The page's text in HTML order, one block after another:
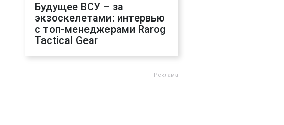
Будущее ВСУ – за
экзоскелетами: интервью
с топ-менеджерами Rarog
Tactical Gear